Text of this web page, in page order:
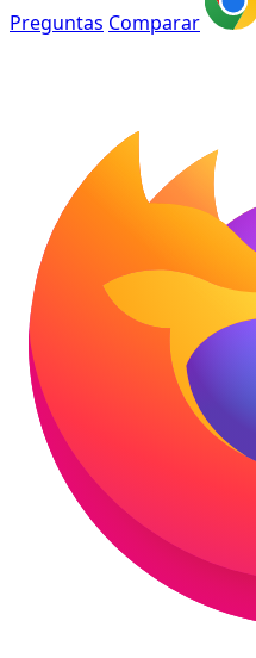
Preguntas Comparar